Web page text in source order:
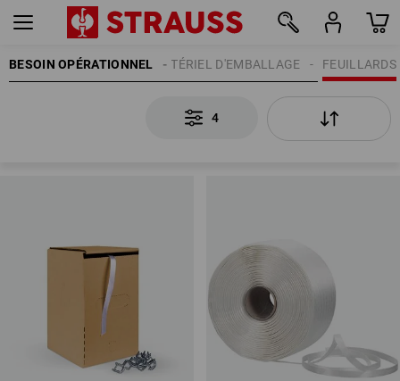
BESOIN OPÉRATIONNEL FEUILLARDS
MATÉRIEL D'EMBALLAGE
4